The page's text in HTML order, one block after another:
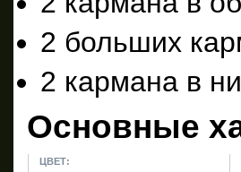
2 больших
2 кармана в
Основные
ЦВЕТ: